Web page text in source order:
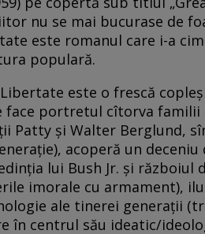
nu se mai bucurase de
este romanul care i-a
populară.
este o frescă
face portretul cîtorva familii
Patty şi Walter Berglund,
acoperă un
lui Bush Jr. şi războiul
imorale cu armament),
ale tinerei generaţii
în centrul său ideatic/